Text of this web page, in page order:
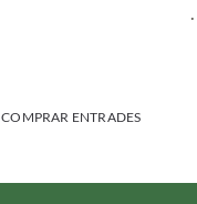
.
COMPRAR ENTRADES